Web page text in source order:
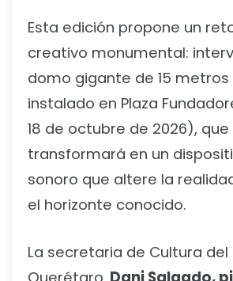
Esta edición propone un
creativo monumental:
domo gigante de 15
instalado en Plaza
18 de octubre de 2026), que
transformará en un
sonoro que altere la
el horizonte conocido.
La secretaria de Cultura del